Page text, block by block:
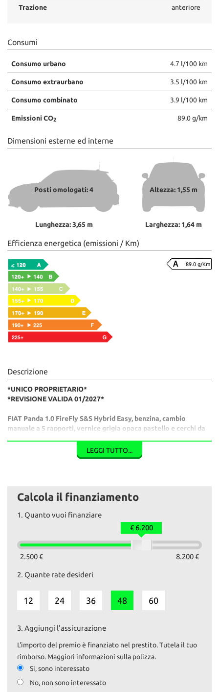
Trazione anteriore
Consumi
Consumo urbano 4.7 l/100 km
Consumo extraurbano 3.5 l/100 km
Consumo combinato 3.9 l/100 km
Emissioni CO2 89.0 g/km
Dimensioni esterne ed interne
Posti omologati: 4
Lunghezza: 3,65 m
Altezza: 1,55 m
Larghezza: 1,64 m
Efficienza energetica (emissioni / Km)
89.0 g/Km
Descrizione
*UNICO PROPRIETARIO*
*REVISIONE VALIDA 01/2027*
FIAT Panda 1.0 FireFly S&S Hybrid Easy, benzina, cambio
manuale a 5 rapporti, vernice grigia opaca pastello e cerchi da
Interni in tessuto grigio scuro, climatizzatore, autoradio e
Il prezzo esposto comprende il tagliando preconsegna e la
Il passaggio è escluso.
Su www.autoemotoribs.it trovi la galleria fotografica completa e
dettagliata di ogni nostro veicolo.
- Vendita auto usate selezionate e garantite
- Passaggi di proprietà istantanei
La garanzia è fornita ai sensi della normativa vigente d.lgs 206/05.
AUTO&MOTORIbs; ‒ Concesio (BS)
info vendite: 327 591 1222
Daniele: 329 167 0084
Ufficio: 030 218 5303
mail: info@autoemotoribs.it
LEGGI TUTTO...
Calcola il finanziamento
1. Quanto vuoi finanziare
2.500 € 8.200 €
€ 6.200
2. Quante rate desideri
12 24 36 48 60
3. Aggiungi l'assicurazione
L'importo del premio è finanziato nel prestito. Tutela il tuo
rimborso. Maggiori informazioni sulla polizza.
Si, sono interessato
No, non sono interessato